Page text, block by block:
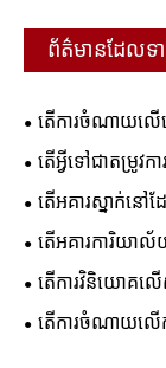
ព័ត៌មានដែលទ
តើការចំណាយលើ
បានជួបប្រជុំគ្នាយ៉
តើអ្វីទៅជាតម្រូវក
តើអគារស្នាក់នៅ
ឡើង?
តើអគារការិយា
តម្លៃអចលនទ្រព្យយ៉ា
តើការវិនិយោគលើ
ប្រយោជន៍អ្វីខ្លះ?
តើការចំណាយលើក